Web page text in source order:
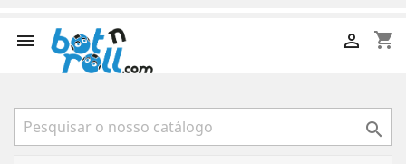
 shopping_cart

